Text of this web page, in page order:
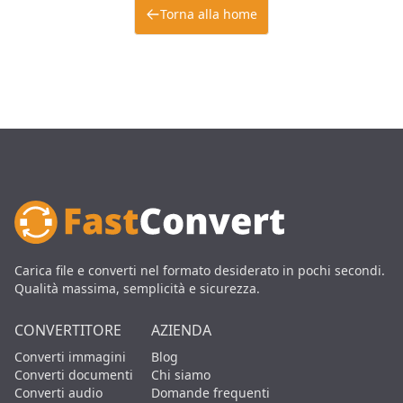
Torna alla home
Carica file e converti nel formato desiderato in pochi secondi.
Qualità massima, semplicità e sicurezza.
CONVERTITORE
Converti immagini
Converti documenti
Converti audio
AZIENDA
Blog
Chi siamo
Domande frequenti